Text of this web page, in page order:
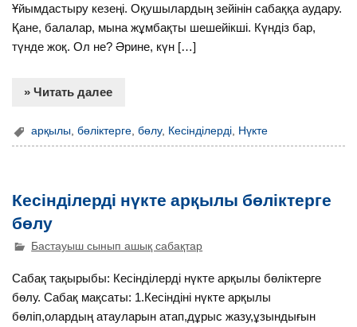
Ұйымдастыру кезеңі. Оқушылардың зейінін сабаққа аудару.
Қане, балалар, мына жұмбақты шешейікші. Күндіз бар,
түнде жоқ. Ол не? Әрине, күн […]
» Читать далее
арқылы,бөліктерге,бөлу, Кесінділерді, Нүкте
Кесінділерді нүкте арқылы бөліктерге
бөлу
Бастауыш сынып ашық сабақтар
Сабақ тақырыбы: Кесінділерді нүкте арқылы бөліктерге
бөлу. Сабақ мақсаты: 1.Кесіндіні нүкте арқылы
бөліп,олардың атауларын атап,дұрыс жазу,ұзындығын